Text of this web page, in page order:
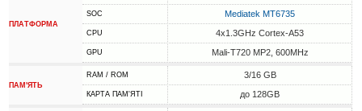
ПЛАТФОРМА
SOC Mediatek MT6735
CPU 4x1.3GHz Cortex-A53
GPU Mali-T720 MP2, 600MHz
ПАМ'ЯТЬ
RAM / ROM 3/16 GB
КАРТА ПАМ'ЯТІ до 128GB